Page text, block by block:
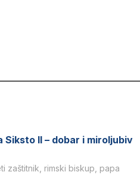
Siksto II – dobar i miroljubiv
zaštitnik, rimski biskup, papa